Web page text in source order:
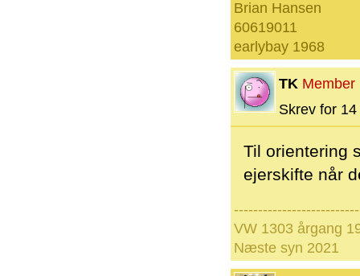
Brian Hansen
60619011
earlybay 1968
TK Member
Skrev for
Til orientering
ejerskifte når
VW 1303 årgang
Næste syn 2021